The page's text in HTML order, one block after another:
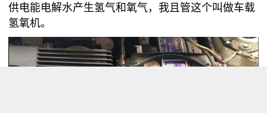
供电能电解水产生氢气和氧气，我且管这个叫做车载
氢氧机。